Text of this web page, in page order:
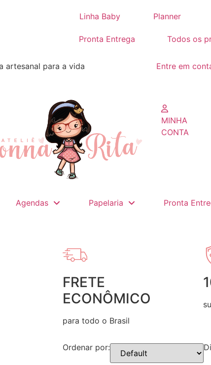
Linha Baby Planner
Pronta Entrega Todos os
artesanal para a vida Entre em
MINHA
CONTA
Agendas Papelaria Pronta
FRETE
ECONÔMICO
para todo o Brasil
Ordenar por: